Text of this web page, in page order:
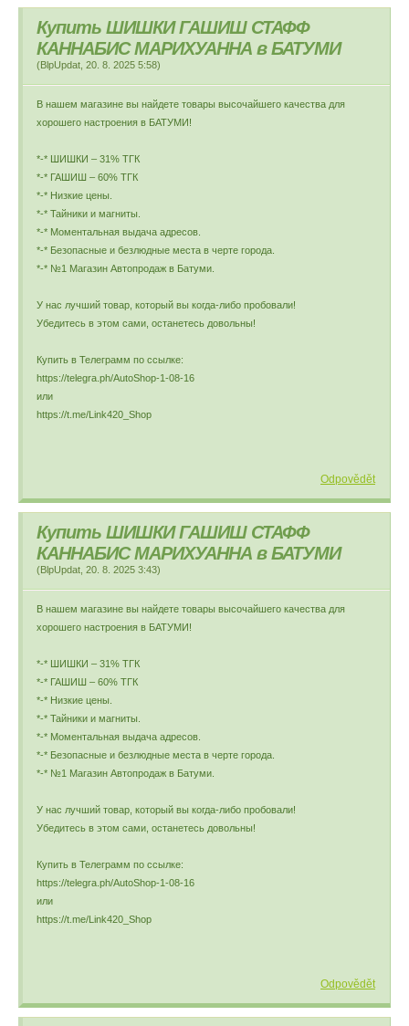
Купить ШИШКИ ГАШИШ СТАФФ
КАННАБИС МАРИХУАННА в БАТУМИ
(BlpUpdat 20. 8. 2025 5:58)
В нашем магазине вы найдете товары высочайшего качества для
хорошего настроения в БАТУМИ!
*-* ШИШКИ – 31% ТГК
*-* ГАШИШ – 60% ТГК
*-* Низкие цены.
*-* Тайники и магниты.
*-* Моментальная выдача адресов.
*-* Безопасные и безлюдные места в черте города.
*-* №1 Магазин Автопродаж в Батуми.
У нас лучший товар, который вы когда-либо пробовали!
Убедитесь в этом сами, останетесь довольны!
Купить в Телеграмм по ссылке:
https://telegra.ph/AutoShop-1-08-16
или
https://t.me/Link420_Shop
Odpovědět
Купить ШИШКИ ГАШИШ СТАФФ
КАННАБИС МАРИХУАННА в БАТУМИ
(BlpUpdat 20. 8. 2025 3:43)
В нашем магазине вы найдете товары высочайшего качества для
хорошего настроения в БАТУМИ!
*-* ШИШКИ – 31% ТГК
*-* ГАШИШ – 60% ТГК
*-* Низкие цены.
*-* Тайники и магниты.
*-* Моментальная выдача адресов.
*-* Безопасные и безлюдные места в черте города.
*-* №1 Магазин Автопродаж в Батуми.
У нас лучший товар, который вы когда-либо пробовали!
Убедитесь в этом сами, останетесь довольны!
Купить в Телеграмм по ссылке:
https://telegra.ph/AutoShop-1-08-16
или
https://t.me/Link420_Shop
Odpovědět